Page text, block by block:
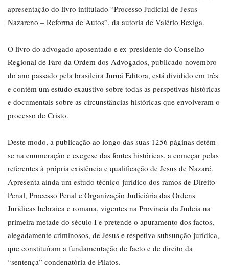
apresentação do livro intitulado “Processo Judicial de Jesus
Nazareno – Reforma de Autos”, da autoria de Valério Bexiga.
O livro do advogado aposentado e ex-presidente do Conselho
Regional de Faro da Ordem dos Advogados, publicado novembro
do ano passado pela brasileira Juruá Editora, está dividido em três
e contém um estudo exaustivo sobre todas as perspetivas históricas
e documentais sobre as circunstâncias históricas que envolveram o
processo de Cristo.
Deste modo, a publicação ao longo das suas 1256 páginas detém-
se na enumeração e exegese das fontes históricas, a começar pelas
referentes à própria existência e qualificação de Jesus de Nazaré.
Apresenta ainda um estudo técnico-jurídico dos ramos de Direito
Penal, Processo Penal e Organização Judiciária das Ordens
Jurídicas hebraica e romana, vigentes na Província da Judeia na
primeira metade do século I e pretende o apuramento dos factos,
alegadamente criminosos, de Jesus e respetiva subsunção jurídica,
que constituíram a fundamentação de facto e de direito da
“sentença” condenatória de Pilatos.